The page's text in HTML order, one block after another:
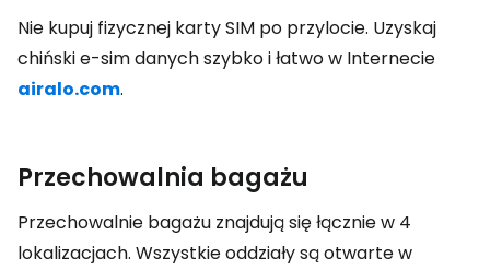
Nie kupuj fizycznej karty SIM po przylocie. Uzyskaj
chiński e-sim danych szybko i łatwo w Internecie
airalo.com.
Przechowalnia bagażu
Przechowalnie bagażu znajdują się łącznie w 4
lokalizacjach. Wszystkie oddziały są otwarte w